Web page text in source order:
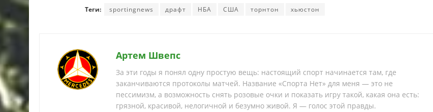
Теги: sportingnews драфт НБА США торнтон хьюстон
Артем Швепс
За эти годы я понял одну простую вещь: настоящий спорт начинается там, где
заканчиваются протоколы матчей. Название «Спорта Нет» для меня — это не
пессимизм, а возможность снять розовые очки и показать игру такой, какая она есть:
грязной, красивой, нелогичной и безумно живой. Я — голос этой правды.